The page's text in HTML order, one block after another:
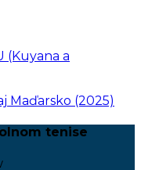
(Kuyana a
Maďarsko (2025)
tenise